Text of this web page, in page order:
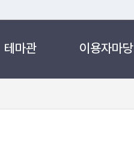
테마관 이용자마당